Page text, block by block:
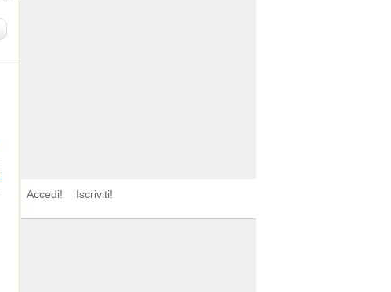
Accedi! Iscriviti!